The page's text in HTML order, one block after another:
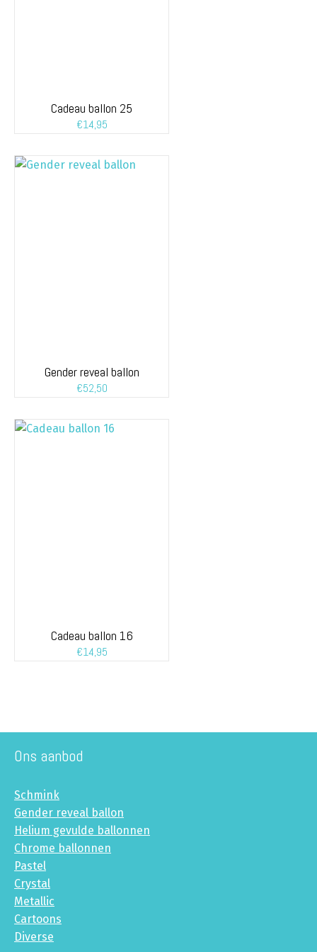
Cadeau ballon 25
€14,95
Gender reveal ballon
€52,50
Cadeau ballon 16
€14,95
Ons aanbod
Schmink
Gender reveal ballon
Helium gevulde ballonnen
Chrome ballonnen
Pastel
Crystal
Metallic
Cartoons
Diverse